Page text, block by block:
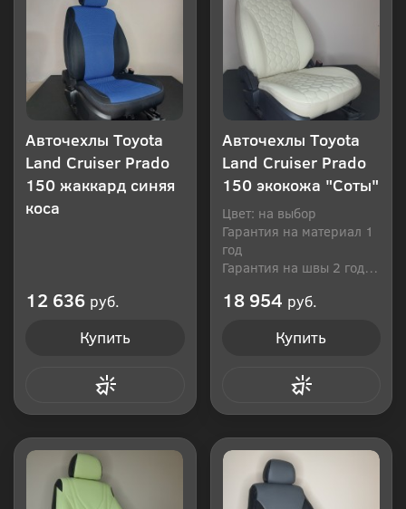
Авточехлы Toyota
Land Cruiser Prado
150 жаккард синяя
коса
12 636 руб.
Купить
Авточехлы Toyota
Land Cruiser Prado
150 экокожа "Соты"
Цвет: на выбор
Гарантия на материал 1
год
Гарантия на швы 2 года
18 954 руб.
Купить